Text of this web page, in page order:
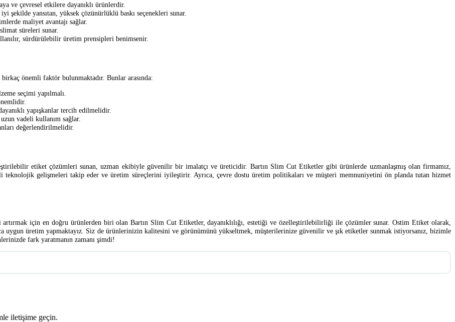
ve çevresel etkilere dayanıklı ürünlerdir.
şekilde yansıtan, yüksek çözünürlüklü baskı seçenekleri sunar.
maliyet avantajı sağlar.
süreleri sunar.
sürdürülebilir üretim prensipleri benimsenir.
önemli faktör bulunmaktadır. Bunlar arasında:
seçimi yapılmalı.
yapışkanlar tercih edilmelidir.
vadeli kullanım sağlar.
değerlendirilmelidir.
etiket çözümleri sunan, uzman ekibiyle güvenilir bir imalatçı ve üreticidir. Bartın Slim Cut Etiketler gibi ürünlerde uzmanlaşmış olan firmamız,
gelişmeleri takip eder ve üretim süreçlerini iyileştirir. Ayrıca, çevre dostu üretim politikaları ve müşteri memnuniyetini ön planda tutan hizmet
için en doğru ürünlerden biri olan Bartın Slim Cut Etiketler, dayanıklılığı, estetiği ve özelleştirilebilirliği ile çözümler sunar. Ostim Etiket olarak,
uygun üretim yapmaktayız. Siz de ürünlerinizin kalitesini ve görünümünü yükseltmek, müşterilerinize güvenilir ve şık etiketler sunmak istiyorsanız, bizimle
fark yaratmanın zamanı şimdi!
iletişime geçin.